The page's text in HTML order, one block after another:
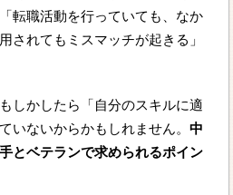
転職活動を行っていても、なか
されてもミスマッチが起きる」
しかしたら「自分のスキルに適
いないからかもしれません。中
とベテランで求められるポイン